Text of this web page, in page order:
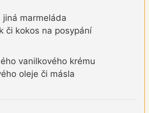
jiná marmeláda
či kokos na posypání
vanilkového krému
oleje či másla